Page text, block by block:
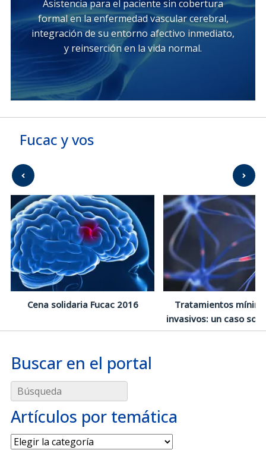
Asistencia para el paciente sin cobertura
formal en la enfermedad vascular cerebral,
integración de su entorno afectivo inmediato,
y reinserción en la vida normal.
Fucac y vos
Cena solidaria Fucac 2016
Tratamientos
invasivos: un caso
Buscar en el portal
Búsqueda
Artículos por temática
Artículos